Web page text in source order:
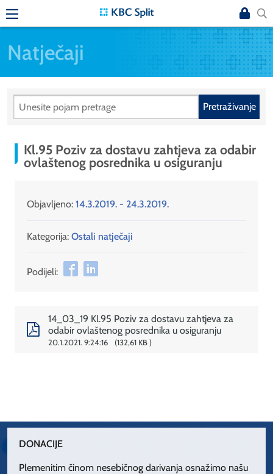
Natječaji
Pretraživanje
Kl.95 Poziv za dostavu zahtjeva za odabir
ovlaštenog posrednika u osiguranju
Objavljeno: 14.3.2019. - 24.3.2019.
Kategorija: Ostali natječaji
Podijeli:
14_03_19 Kl.95 Poziv za dostavu zahtjeva za
odabir ovlaštenog posrednika u osiguranju
20.1.2021. 9:24:16 132,61 KB
DONACIJE
Plemenitim činom nesebičnog darivanja osnažimo našu